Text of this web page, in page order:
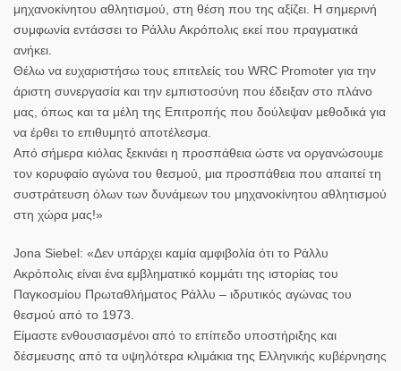
μηχανοκίνητου αθλητισμού, στη θέση που της αξίζει. Η σημερινή
συμφωνία εντάσσει το Ράλλυ Ακρόπολις εκεί που πραγματικά
ανήκει.
Θέλω να ευχαριστήσω τους επιτελείς του WRC Promoter για την
άριστη συνεργασία και την εμπιστοσύνη που έδειξαν στο πλάνο
μας, όπως και τα μέλη της Επιτροπής που δούλεψαν μεθοδικά για
να έρθει το επιθυμητό αποτέλεσμα.
Από σήμερα κιόλας ξεκινάει η προσπάθεια ώστε να οργανώσουμε
τον κορυφαίο αγώνα του θεσμού, μια προσπάθεια που απαιτεί τη
συστράτευση όλων των δυνάμεων του μηχανοκίνητου αθλητισμού
στη χώρα μας!»
Jona Siebel: «Δεν υπάρχει καμία αμφιβολία ότι το Ράλλυ
Ακρόπολις είναι ένα εμβληματικό κομμάτι της ιστορίας του
Παγκοσμίου Πρωταθλήματος Ράλλυ – ιδρυτικός αγώνας του
θεσμού από το 1973.
Είμαστε ενθουσιασμένοι από το επίπεδο υποστήριξης και
δέσμευσης από τα υψηλότερα κλιμάκια της Ελληνικής κυβέρνησης